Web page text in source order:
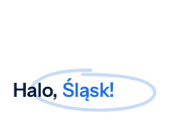
Halo, Śląsk!